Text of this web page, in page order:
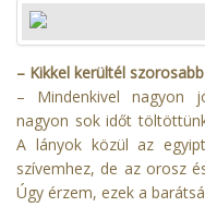
– Kikkel kerültél
– Mindenkivel nagyon
nagyon sok időt
A lányok közül az
szívemhez, de az orosz
Úgy érzem, ezek a